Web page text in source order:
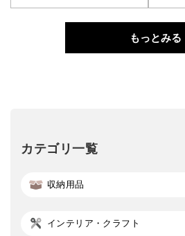
もっとみる
カテゴリ一覧
収納用品
インテリア・クラフト